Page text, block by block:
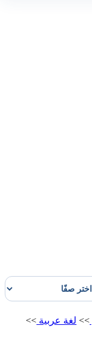
>> لغة عربية >>